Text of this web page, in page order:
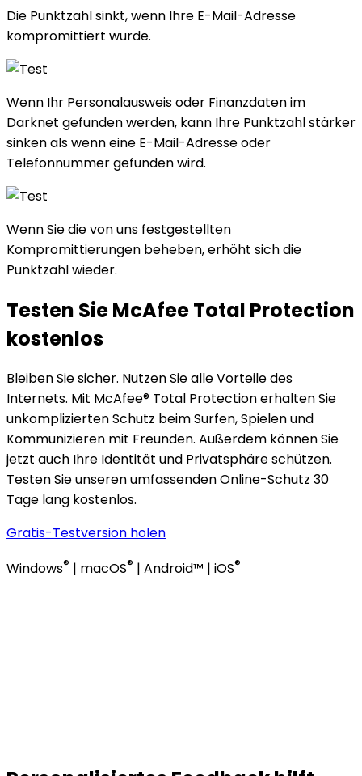
Die Punktzahl sinkt, wenn Ihre E-Mail-Adresse
kompromittiert wurde.
Wenn Ihr Personalausweis oder Finanzdaten im
Darknet gefunden werden, kann Ihre Punktzahl stärker
sinken als wenn eine E-Mail-Adresse oder
Telefonnummer gefunden wird.
Wenn Sie die von uns festgestellten
Kompromittierungen beheben, erhöht sich die
Punktzahl wieder.
Testen Sie McAfee Total Protection
kostenlos
Bleiben Sie sicher. Nutzen Sie alle Vorteile des
Internets. Mit McAfee® Total Protection erhalten Sie
unkomplizierten Schutz beim Surfen, Spielen und
Kommunizieren mit Freunden. Außerdem können Sie
jetzt auch Ihre Identität und Privatsphäre schützen.
Testen Sie unseren umfassenden Online-Schutz 30
Tage lang kostenlos. ​
Gratis-Testversion holen
Windows® | macOS® | Android™ | iOS®